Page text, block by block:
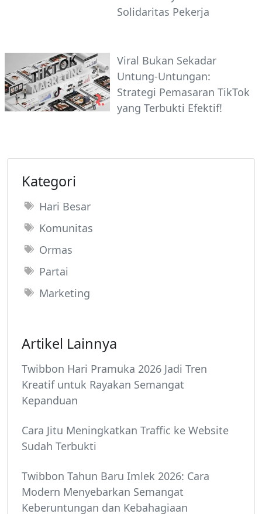
Solidaritas Pekerja
Viral Bukan Sekadar
Untung-Untungan:
Strategi Pemasaran TikTok
yang Terbukti Efektif!
Kategori
Hari Besar
Komunitas
Ormas
Partai
Marketing
Artikel Lainnya
Twibbon Hari Pramuka 2026 Jadi Tren
Kreatif untuk Rayakan Semangat
Kepanduan
Cara Jitu Meningkatkan Traffic ke Website
Sudah Terbukti
Twibbon Tahun Baru Imlek 2026: Cara
Modern Menyebarkan Semangat
Keberuntungan dan Kebahagiaan